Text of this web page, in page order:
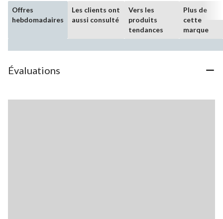
Offres
hebdomadaires
Les clients ont
aussi consulté
Vers les
produits
tendances
Plus de
cette
marque
Évaluations